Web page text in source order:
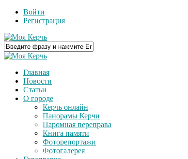
Войти
Регистрация
Главная
Новости
Статьи
О городе
Керчь онлайн
Панорамы Керчи
Паромная переправа
Книга памяти
Фоторепортажи
Фотогалерея